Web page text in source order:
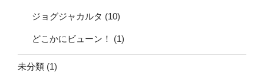
ジョグジャカルタ (10)
どこかにビューン！ (1)
未分類 (1)